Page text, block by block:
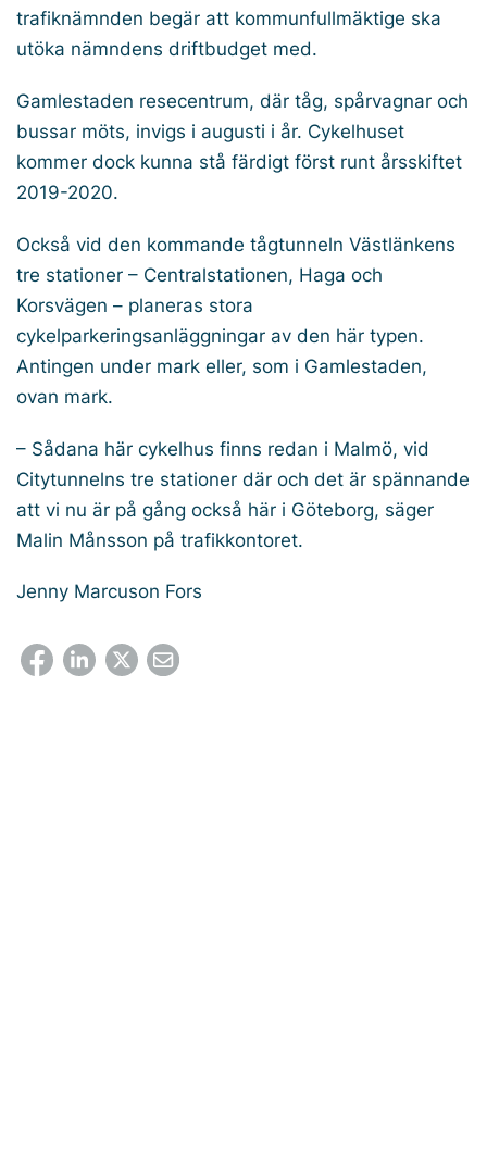
trafiknämnden begär att kommunfullmäktige ska
utöka nämndens driftbudget med.
Gamlestaden resecentrum, där tåg, spårvagnar och
bussar möts, invigs i augusti i år. Cykelhuset
kommer dock kunna stå färdigt först runt årsskiftet
2019-2020.
Också vid den kommande tågtunneln Västlänkens
tre stationer – Centralstationen, Haga och
Korsvägen – planeras stora
cykelparkeringsanläggningar av den här typen.
Antingen under mark eller, som i Gamlestaden,
ovan mark.
– Sådana här cykelhus finns redan i Malmö, vid
Citytunnelns tre stationer där och det är spännande
att vi nu är på gång också här i Göteborg, säger
Malin Månsson på trafikkontoret.
Jenny Marcuson Fors